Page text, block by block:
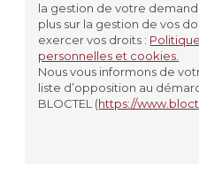
VASE
JARDINIÈRE
AUTRE
la gestion de votre
plus sur la gestion de vos
exercer vos droits :
personnelles et cookies.
Nous vous informons de
liste d’opposition au
BLOCTEL (https://